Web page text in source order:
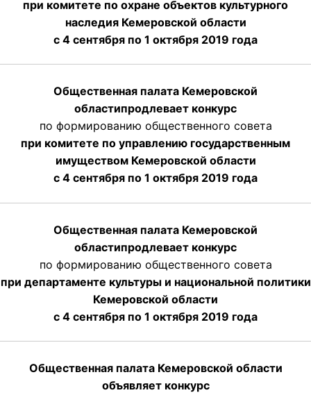
при комитете по охране объектов культурного
наследия Кемеровской области
с 4 сентября по 1 октября 2019 года
Общественная палата Кемеровской
областипродлевает конкурс
по формированию общественного совета
при комитете по управлению государственным
имуществом Кемеровской области
с 4 сентября по 1 октября 2019 года
Общественная палата Кемеровской
областипродлевает конкурс
по формированию общественного совета
при департаменте культуры и национальной политики
Кемеровской области
с 4 сентября по 1 октября 2019 года
Общественная палата Кемеровской области
объявляет конкурс